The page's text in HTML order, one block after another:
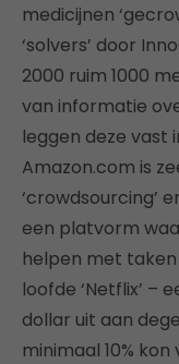
medicijnen
‘solvers’ door
2000 ruim 1000
van informatie
leggen deze vast
Amazon.com is
‘crowdsourcing’
een platvorm
helpen met taken
loofde ‘Netflix’ –
dollar uit aan
minimaal 10%